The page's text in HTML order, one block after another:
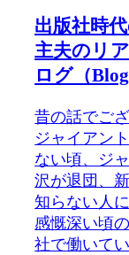
出版社時
主夫のリ
ログ（Blog
昔の話でご
ジャイアン
ない頃、ジ
沢が退団、
知らない人
感慨深い頃
社で働いて